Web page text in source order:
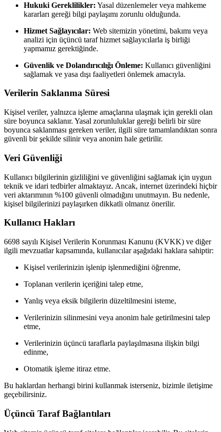
Hukuki Gereklilikler: Yasal düzenlemeler veya mahkeme
kararları gereği bilgi paylaşımı zorunlu olduğunda.
Hizmet Sağlayıcılar: Web sitemizin yönetimi, bakımı veya
analizi için üçüncü taraf hizmet sağlayıcılarla iş birliği
yapmamız gerektiğinde.
Güvenlik ve Dolandırıcılığı Önleme: Kullanıcı güvenliğini
sağlamak ve yasa dışı faaliyetleri önlemek amacıyla.
Verilerin Saklanma Süresi
Kişisel veriler, yalnızca işleme amaçlarına ulaşmak için gerekli olan
süre boyunca saklanır. Yasal zorunluluklar gereği belirli bir süre
boyunca saklanması gereken veriler, ilgili süre tamamlandıktan sonra
güvenli bir şekilde silinir veya anonim hale getirilir.
Veri Güvenliği
Kullanıcı bilgilerinin gizliliğini ve güvenliğini sağlamak için uygun
teknik ve idari tedbirler almaktayız. Ancak, internet üzerindeki hiçbir
veri aktarımının %100 güvenli olmadığını unutmayın. Bu nedenle,
kişisel bilgilerinizi paylaşırken dikkatli olmanız önerilir.
Kullanıcı Hakları
6698 sayılı Kişisel Verilerin Korunması Kanunu (KVKK) ve diğer
ilgili mevzuatlar kapsamında, kullanıcılar aşağıdaki haklara sahiptir:
Kişisel verilerinizin işlenip işlenmediğini öğrenme,
Toplanan verilerin içeriğini talep etme,
Yanlış veya eksik bilgilerin düzeltilmesini isteme,
Verilerinizin silinmesini veya anonim hale getirilmesini talep
etme,
Verilerinizin üçüncü taraflarla paylaşılmasına ilişkin bilgi
edinme,
Otomatik işleme itiraz etme.
Bu haklardan herhangi birini kullanmak isterseniz, bizimle iletişime
geçebilirsiniz.
Üçüncü Taraf Bağlantıları